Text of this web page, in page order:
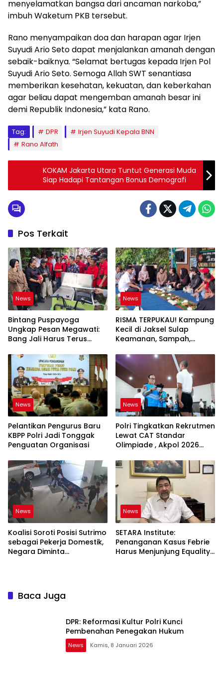
menyelamatkan bangsa dari ancaman narkoba,”
imbuh Waketum PKB tersebut.
Rano menyampaikan doa dan harapan agar Irjen
Suyudi Ario Seto dapat menjalankan amanah dengan
sebaik-baiknya. “Selamat bertugas kepada Irjen Pol
Suyudi Ario Seto. Semoga Allah SWT senantiasa
memberikan kesehatan, kekuatan, dan keberkahan
agar beliau dapat mengemban amanah besar ini
demi Republik Indonesia,” kata Rano.
Tag: DPR
Irjen Suyudi Kepala BNN
Rano Alfath
KOKAM Jakarta Utara Tuntut Generasi Muda
Siap Hadapi Tantangan Bonus Demografi
Pos Terkait
News
Bintang Puspayoga
Ungkap Pesan Megawati:
Bang Jali Harus Terus
Dikembangkan
News
RISMA TERPUKAU! Kampung
Kecil di Jaksel Sulap
Keamanan, Sampah,
Jadi Satu Sistem
News
Pelantikan Pengurus Baru
KBPP Polri Jadi Tonggak
Penguatan Organisasi
News
Polri Tingkatkan Rekrutmen
Lewat CAT Standar
Olimpiade , Akpol 2026
News
Koalisi Soroti Posisi Sutrimo
sebagai Pekerja Domestik,
Negara Diminta
News
SETARA Institute:
Penanganan Kasus Febrie
Harus Menjunjung Equality
Baca Juga
DPR: Reformasi Kultur Polri Kunci
Pembenahan Penegakan Hukum
News Kamis, 8 Januari 2026